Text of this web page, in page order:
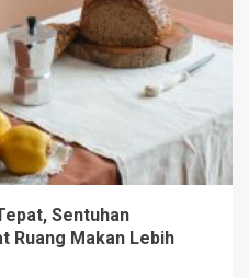
Sentuhan
Ruang Makan Lebih